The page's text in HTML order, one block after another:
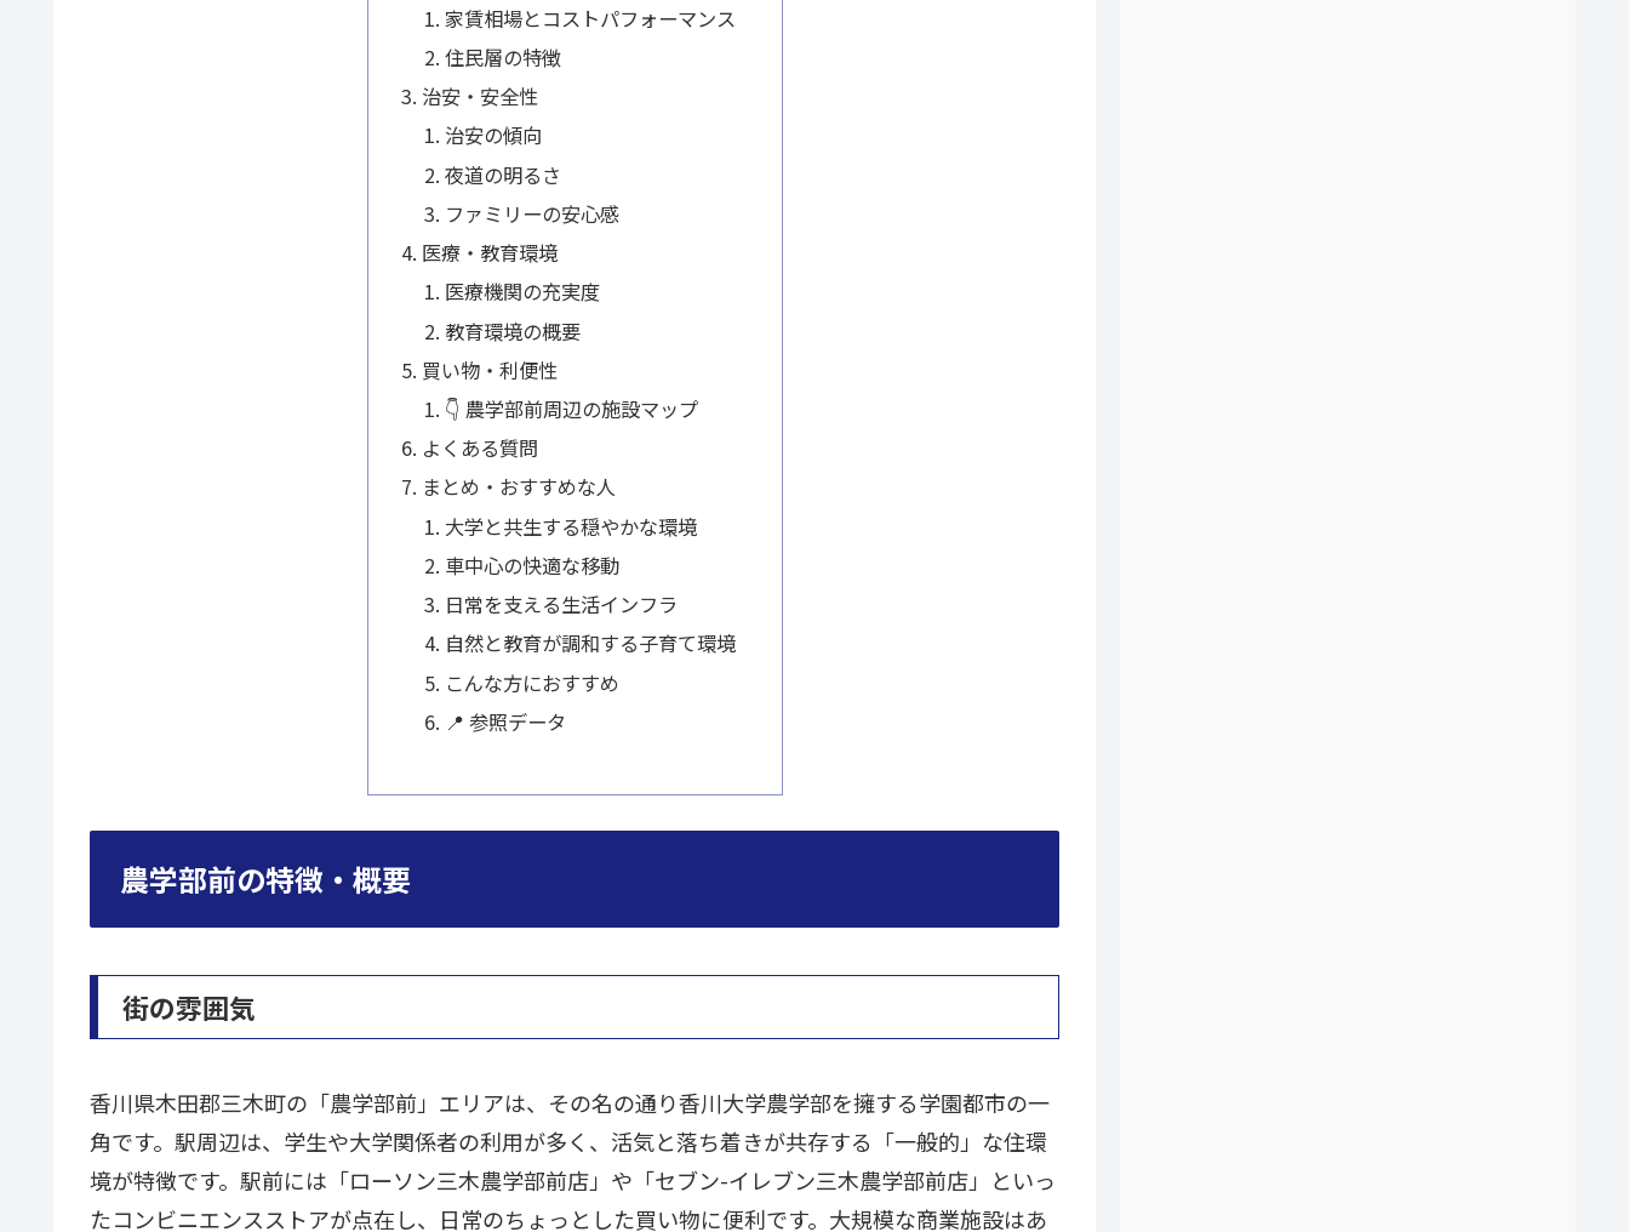
家賃相場とコストパフォーマンス
住民層の特徴
治安・安全性
治安の傾向
夜道の明るさ
ファミリーの安心感
医療・教育環境
医療機関の充実度
教育環境の概要
買い物・利便性
👇 農学部前周辺の施設マップ
よくある質問
まとめ・おすすめな人
大学と共生する穏やかな環境
車中心の快適な移動
日常を支える生活インフラ
自然と教育が調和する子育て環境
こんな方におすすめ
📍 参照データ
農学部前の特徴・概要
街の雰囲気
香川県木田郡三木町の「農学部前」エリアは、その名の通り香川大学農学部を擁する学園都市の一
角です。駅周辺は、学生や大学関係者の利用が多く、活気と落ち着きが共存する「一般的」な住環
境が特徴です。駅前には「ローソン三木農学部前店」や「セブン-イレブン三木農学部前店」といっ
たコンビニエンスストアが点在し、日常のちょっとした買い物に便利です。大規模な商業施設はあ